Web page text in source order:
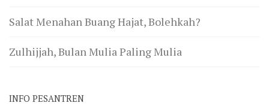
Salat Menahan Buang Hajat, Bolehkah?
Zulhijjah, Bulan Mulia Paling Mulia
INFO PESANTREN